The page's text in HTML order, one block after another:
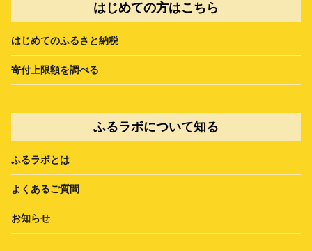
はじめての方はこちら
はじめてのふるさと納税
寄付上限額を調べる
ふるラボについて知る
ふるラボとは
よくあるご質問
お知らせ